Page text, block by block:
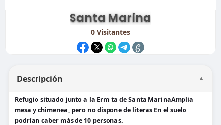
Santa Marina
0Visitantes
Descripción ▼
Refugio situado junto a la Ermita de Santa MarinaAmplia
mesa y chimenea, pero no dispone de literas En el suelo
podrían caber más de 10 personas.